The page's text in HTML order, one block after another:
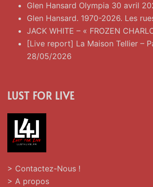
Glen Hansard Olympia 30 avril
Glen Hansard. 1970-2026. Les
JACK WHITE – « FROZEN
[Live report] La Maison Tellier –
28/05/2026
LUST FOR LIVE
> Contactez-Nous !
> A propos